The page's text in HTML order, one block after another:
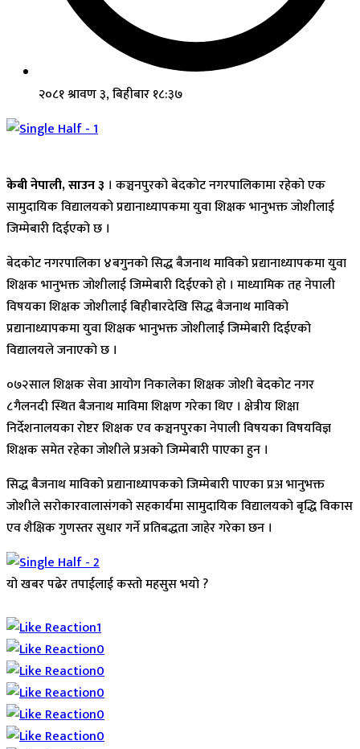
२०८१ श्रावण ३, बिहीबार १८:३७
केबी नेपाली, साउन ३ । कञ्चनपुरको बेदकोट नगरपालिकामा रहेको एक
सामुदायिक विद्यालयको प्रद्यानाध्यापकमा युवा शिक्षक भानुभक्त जोशीलाई
जिम्मेबारी दिईएको छ ।
बेदकोट नगरपालिका ४बगुनको सिद्ध बैजनाथ माविको प्रद्यानाध्यापकमा युवा
शिक्षक भानुभक्त जोशीलाई जिम्मेबारी दिईएको हो । माध्यामिक तह नेपाली
विषयका शिक्षक जोशीलाई बिहीबारदेखि सिद्ध बैजनाथ माविको
प्रद्यानाध्यापकमा युवा शिक्षक भानुभक्त जोशीलाई जिम्मेबारी दिईएको
विद्यालयले जनाएको छ ।
०७२साल शिक्षक सेवा आयोग निकालेका शिक्षक जोशी बेदकोट नगर
८गैलनदी स्थित बैजनाथ माविमा शिक्षण गरेका थिए । क्षेत्रीय शिक्षा
निर्देशनालयका रोष्टर शिक्षक एव कञ्चनपुरका नेपाली विषयका विषयविज्ञ
शिक्षक समेत रहेका जोशीले प्रअको जिम्मेबारी पाएका हुन ।
सिद्ध बैजनाथ माविको प्रद्यानाध्यापकको जिम्मेबारी पाएका प्रअ भानुभक्त
जोशीले सरोकारवालासंगको सहकार्यमा सामुदायिक विद्यालयको बृद्धि विकास
एव शैक्षिक गुणस्तर सुधार गर्ने प्रतिबद्धता जाहेर गरेका छन ।
यो खबर पढेर तपाईलाई कस्तो महसुस भयो ?
1
0
0
0
0
0